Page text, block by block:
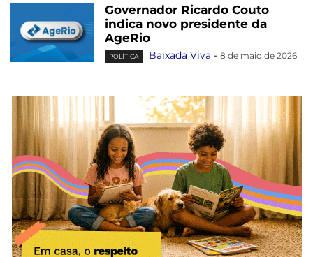
Governador Ricardo Couto
indica novo presidente da
AgeRio
POLÍTICA Baixada Viva - 8 de maio de 2026